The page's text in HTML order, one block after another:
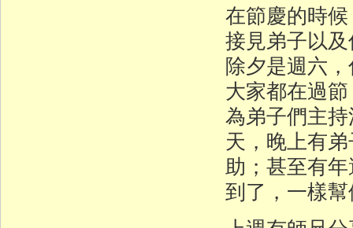
在節慶的時
接見弟子以
除夕是週六
大家都在過
為弟子們主
天，晚上有
助；甚至有
到了，一樣